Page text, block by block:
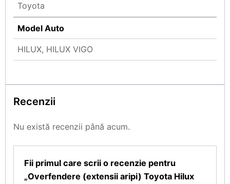
Toyota
Model Auto
HILUX, HILUX VIGO
Recenzii
Nu există recenzii până acum.
Fii primul care scrii o recenzie pentru
„Overfendere (extensii aripi) Toyota Hilux